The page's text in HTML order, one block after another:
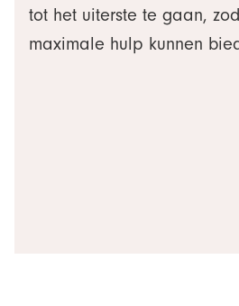
tot het uiterste te gaan,
maximale hulp kunnen